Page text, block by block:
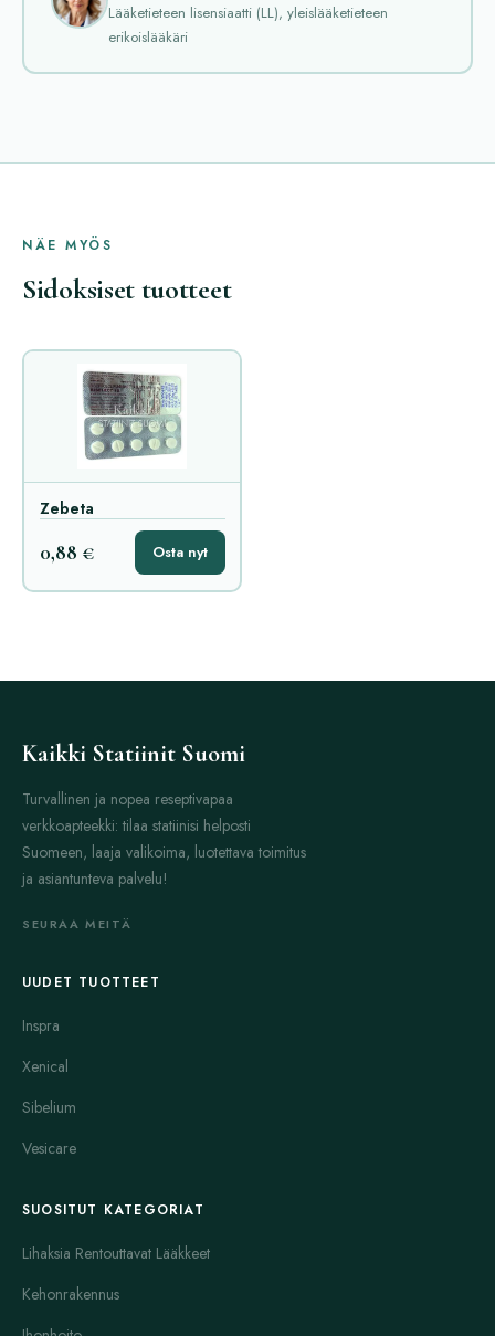
Lääketieteen lisensiaatti (LL), yleislääketieteen
erikoislääkäri
NÄE MYÖS
Sidoksiset tuotteet
Zebeta
0,88 € Osta nyt
Kaikki Statiinit Suomi
Turvallinen ja nopea reseptivapaa
verkkoapteekki: tilaa statiinisi helposti
Suomeen, laaja valikoima, luotettava toimitus
ja asiantunteva palvelu!
SEURAA MEITÄ
UUDET TUOTTEET
Inspra
Xenical
Sibelium
Vesicare
SUOSITUT KATEGORIAT
Lihaksia Rentouttavat Lääkkeet
Kehonrakennus